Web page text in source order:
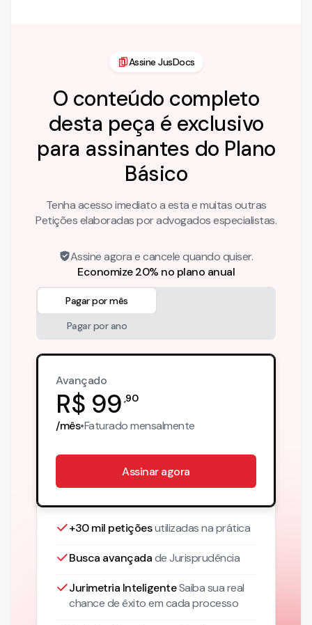
Assine JusDocs
O conteúdo completo
desta peça é exclusivo
para assinantes do Plano
Básico
Tenha acesso imediato a esta e muitas outras
Petições elaboradas por advogados especialistas.
Assine agora e cancele quando quiser.
Economize 20% no plano anual
Pagar por mês
Pagar por ano
Avançado
R$ 99 ,90
/mês•Faturadomensalmente
Assinar agora
+30 mil petiçõesutilizadas na prática
Busca avançadade Jurisprudência
Jurimetria InteligenteSaiba sua real
chance de êxito em cada processo